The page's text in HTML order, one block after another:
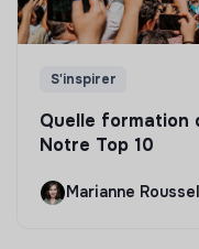
S'inspirer
Quelle formation
Notre Top 10
Marianne Roussel